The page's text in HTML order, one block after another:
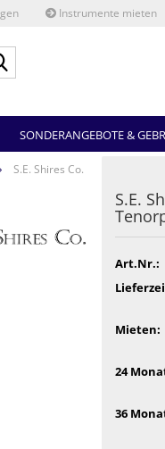
Instrumente mieten
SONDERANGEBOTE &
S.E. Shires Co.
S.E.
Art.Nr.:
Mieten:
24
36